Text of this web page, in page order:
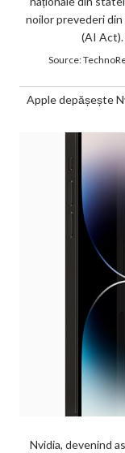
noilor prevederi
(AI
Source:
Apple depășește
Nvidia, devenind